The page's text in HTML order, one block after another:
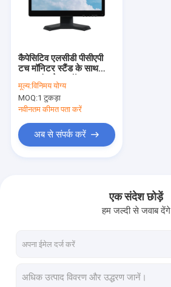
कैपेसिटिव एलसीडी पीसीएपी
टच मॉनिटर स्टैंड के साथ
15.6 इंच डेस्कटॉप 50-60
हर्ट्ज
मूल्य:विनिमय योग्य
MOQ:1 टुकड़ा
नवीनतम कीमत पता करें
अब से संपर्क करें
एक संदेश छोड़ें
हम जल्दी से जवाब देंगे